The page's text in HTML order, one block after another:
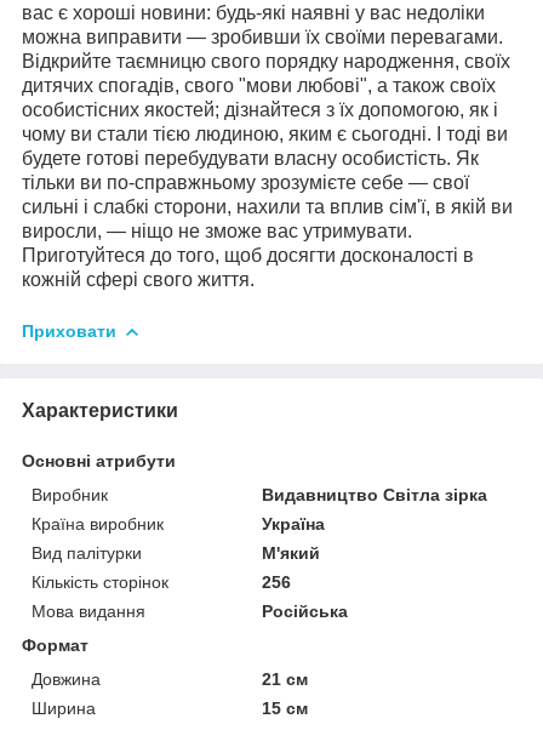
вас є хороші новини: будь-які наявні у вас недоліки
можна виправити — зробивши їх своїми перевагами.
Відкрийте таємницю свого порядку народження, своїх
дитячих спогадів, свого "мови любові", а також своїх
особистісних якостей; дізнайтеся з їх допомогою, як і
чому ви стали тією людиною, яким є сьогодні. І тоді ви
будете готові перебудувати власну особистість. Як
тільки ви по-справжньому зрозумієте себе — свої
сильні і слабкі сторони, нахили та вплив сім'ї, в якій ви
виросли, — ніщо не зможе вас утримувати.
Приготуйтеся до того, щоб досягти досконалості в
кожній сфері свого життя.
Приховати
Характеристики
Основні атрибути
Виробник
Видавництво Світла зірка
Країна виробник
Україна
Вид палітурки
М'який
Кількість сторінок
256
Мова видання
Російська
Формат
Довжина
21 см
Ширина
15 см